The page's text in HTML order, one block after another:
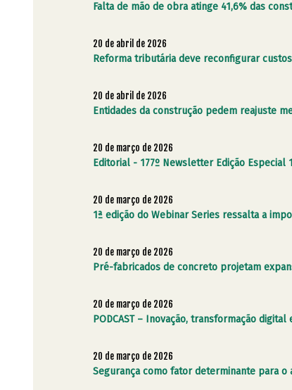
Falta de mão de obra atinge 41,6% das
20 de abril de 2026
Reforma tributária deve reconfigurar
20 de abril de 2026
Entidades da construção pedem reajuste
20 de março de 2026
Editorial - 177º Newsletter Edição Especial
20 de março de 2026
1ª edição do Webinar Series ressalta a
20 de março de 2026
Pré-fabricados de concreto projetam
20 de março de 2026
PODCAST – Inovação, transformação
20 de março de 2026
Segurança como fator determinante para